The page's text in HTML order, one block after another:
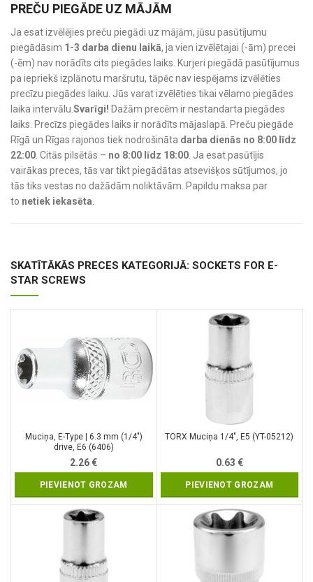
PREČU PIEGĀDE UZ MĀJĀM
Ja esat izvēlējies preču piegādi uz mājām, jūsu pasūtījumu
piegādāsim 1-3 darba dienu laikā, ja vien izvēlētajai (-ām) precei
(-ēm) nav norādīts cits piegādes laiks. Kurjeri piegādā pasūtījumus
pa iepriekš izplānotu maršrutu, tāpēc nav iespējams izvēlēties
precīzu piegādes laiku. Jūs varat izvēlēties tikai vēlamo piegādes
laika intervālu. Svarīgi! Dažām precēm ir nestandarta piegādes
laiks. Precīzs piegādes laiks ir norādīts mājaslapā. Preču piegāde
Rīgā un Rīgas rajonos tiek nodrošināta darba dienās no 8:00 līdz
22:00 . Citās pilsētās – no 8:00 līdz 18:00 . Ja esat pasūtījis
vairākas preces, tās var tikt piegādātas atsevišķos sūtījumos, jo
tās tiks vestas no dažādām noliktāvām. Papildu maksa par
to netiek iekasēta
SKATĪTĀKĀS PRECES KATEGORIJĀ: SOCKETS FOR E-
STAR SCREWS
Muciņa, E-Type | 6.3 mm (1/4″)
drive, E6 (6406)
2.26€
PIEVIENOT GROZAM
TORX Muciņa 1/4″, E5 (YT-05212)
0.63 €
PIEVIENOT GROZAM